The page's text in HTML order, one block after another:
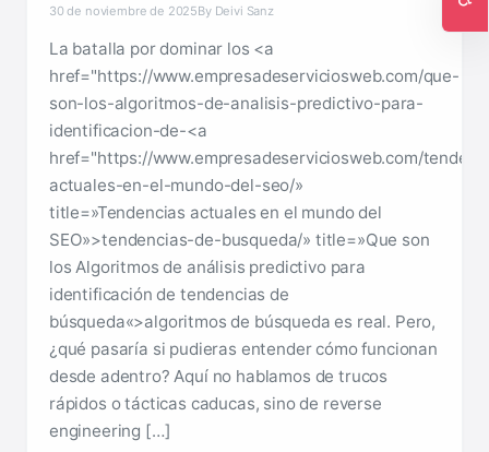
30 de noviembre de 2025By Deivi Sanz
La batalla por dominar los <a
href="https://www.empresadeserviciosweb.com/que-
son-los-algoritmos-de-analisis-predictivo-para-
identificacion-de-<a
href="https://www.empresadeserviciosweb.com/
actuales-en-el-mundo-del-seo/»
title=»Tendencias actuales en el mundo del
SEO»>tendencias-de-busqueda/» title=»Que son
los Algoritmos de análisis predictivo para
identificación de tendencias de
búsqueda«>algoritmos de búsqueda es real. Pero,
¿qué pasaría si pudieras entender cómo funcionan
desde adentro? Aquí no hablamos de trucos
rápidos o tácticas caducas, sino de reverse
engineering […]